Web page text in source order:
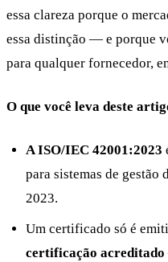
essa clareza porque o
essa distinção — e porque
para qualquer fornecedor,
O que você leva deste
A ISO/IEC 42001:2023
para sistemas de gestão
2023.
Um certificado só é
certificação acreditado